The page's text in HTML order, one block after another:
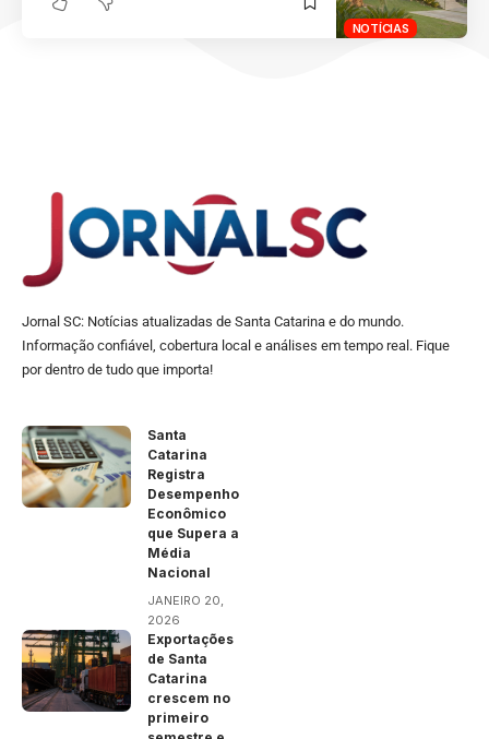
NOTÍCIAS
Jornal SC: Notícias atualizadas de Santa Catarina e do mundo.
Informação confiável, cobertura local e análises em tempo real. Fique
por dentro de tudo que importa!
Santa
Catarina
Registra
Desempenho
Econômico
que Supera a
Média
Nacional
JANEIRO 20,
2026
Exportações
de Santa
Catarina
crescem no
primeiro